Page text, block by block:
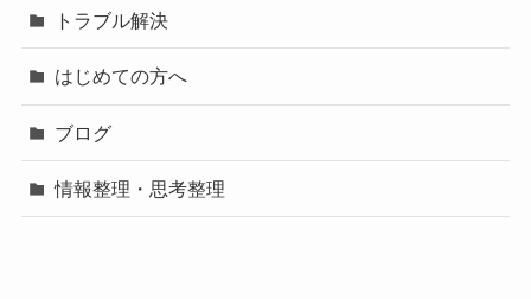
トラブル解決
はじめての方へ
ブログ
情報整理・思考整理